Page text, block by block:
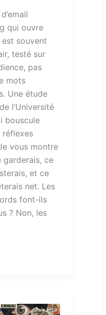
qui ouvre
souvent
testé sur
pas
mots
Une étude
l’Université
bouscule
réflexes
vous montre
garderais, ce
et ce
net. Les
font-ils
? Non, les